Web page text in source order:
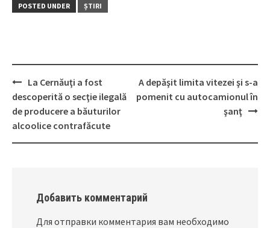
POSTED UNDER ȘTIRI
Post
navigation
La Cernăuţi a fost
descoperită o secţie ilegală
de producere a băuturilor
alcoolice contrafăcute
A depăşit limita vitezei şi s-a
pomenit cu autocamionul în
şanţ
Добавить комментарий
Для отправки комментария вам необходимо